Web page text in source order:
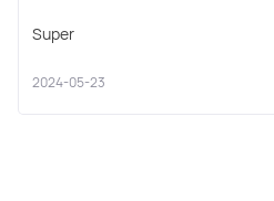
Super
2024-05-23